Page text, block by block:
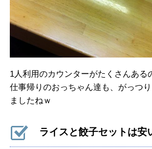
1人利用のカウンターがたくさんある
仕事帰りのおっちゃん達も、がっつ
ましたねｗ
ライスと餃子セットは安